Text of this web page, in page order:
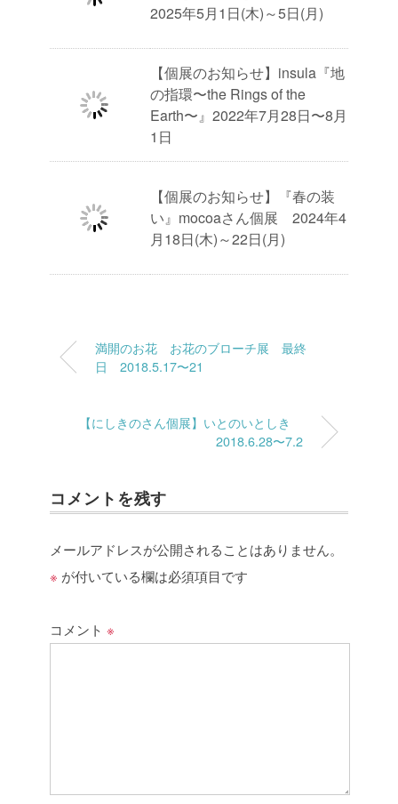
2025年5月1日(木)～5日(月)
【個展のお知らせ】insula『地
の指環〜the Rings of the
Earth〜』2022年7月28日〜8月
1日
【個展のお知らせ】『春の装
い』mocoaさん個展 2024年4
月18日(木)～22日(月)
満開のお花 お花のブローチ展 最終
日 2018.5.17〜21
【にしきのさん個展】いとのいとしき
2018.6.28〜7.2
コメントを残す
メールアドレスが公開されることはありません。
※ が付いている欄は必須項目です
コメント ※